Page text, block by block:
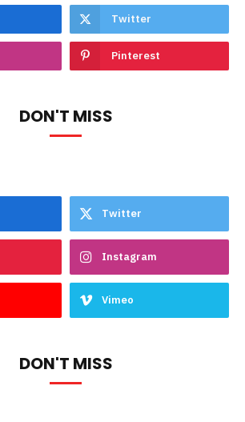
Twitter
Pinterest
DON'T MISS
Twitter
Instagram
Vimeo
DON'T MISS